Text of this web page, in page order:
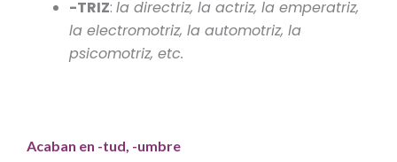
-TRIZ:la directriz, la actriz, la emperatriz,
la electromotriz, la automotriz, la
psicomotriz, etc.
Acaban en -tud, -umbre